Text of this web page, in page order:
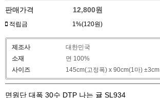
판매가격 12,800원
적립금 1%(120원)
제조사
대한민국
소재
면 100%
사이즈
145cm(고정폭) x 90cm(1마) ±3cm
면원단 대폭 30수 DTP 나는 귤 SL934